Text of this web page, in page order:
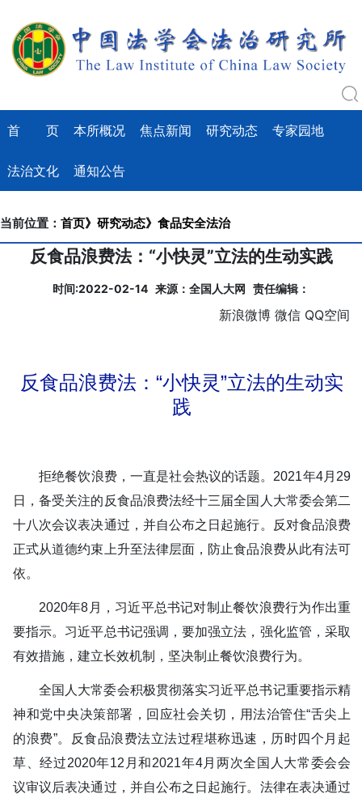
首 页 本所概况 焦点新闻 研究动态 专家园地
法治文化 通知公告
当前位置： 首页》 研究动态》 食品安全法治
反食品浪费法：“小快灵”立法的生动实践
时间:2022-02-14 来源：全国人大网 责任编辑：
新浪微博 微信 QQ空间
反食品浪费法：“小快灵”立法的生动实
践
拒绝餐饮浪费，一直是社会热议的话题。2021年4月29
日，备受关注的反食品浪费法经十三届全国人大常委会第二
十八次会议表决通过，并自公布之日起施行。反对食品浪费
正式从道德约束上升至法律层面，防止食品浪费从此有法可
依。
2020年8月，习近平总书记对制止餐饮浪费行为作出重
要指示。习近平总书记强调，要加强立法，强化监管，采取
有效措施，建立长效机制，坚决制止餐饮浪费行为。
全国人大常委会积极贯彻落实习近平总书记重要指示精
神和党中央决策部署，回应社会关切，用法治管住“舌尖上
的浪费”。反食品浪费法立法过程堪称迅速，历时四个月起
草、经过2020年12月和2021年4月两次全国人大常委会会
议审议后表决通过，并自公布之日起施行。法律在表决通过